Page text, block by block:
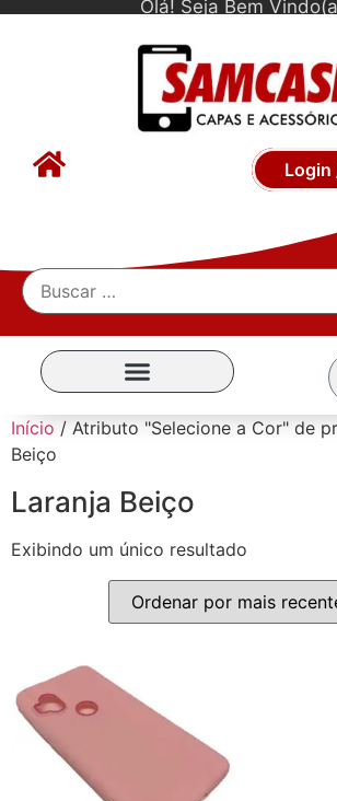
Olá! Seja Bem
Login
Início / Atributo "Selecione a Cor" de
Beiço
Laranja Beiço
Exibindo um único resultado